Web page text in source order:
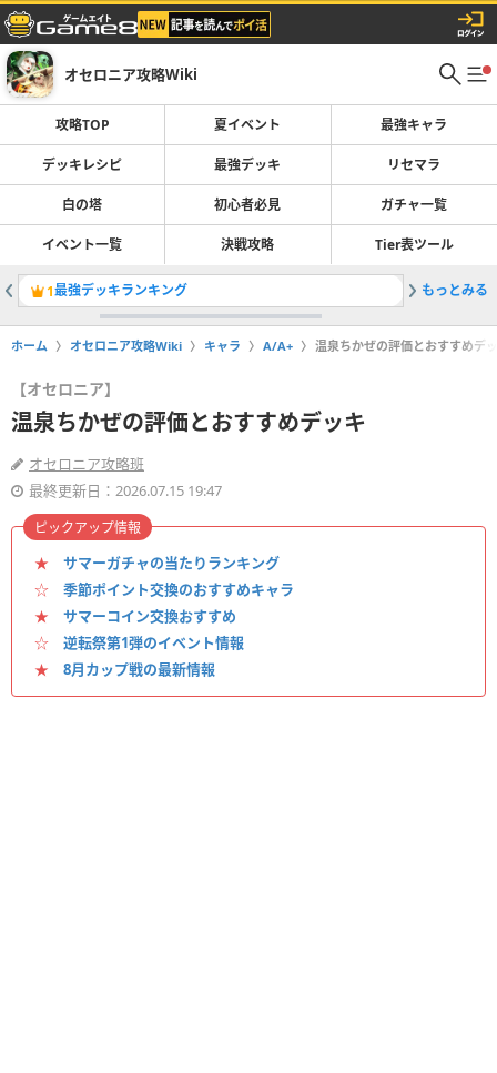
オセロニア攻略Wiki
攻略TOP 夏イベント 最強キャラ
デッキレシピ 最強デッキ リセマラ
白の塔 初心者必見 ガチャ一覧
イベント一覧 決戦攻略 Tier表ツール
1最強デッキランキング 2
もっとみる
ホーム オセロニア攻略Wiki キャラ A/A+ 温泉ちかぜの評価とおすすめデ
【オセロニア】
温泉ちかぜの評価とおすすめデッキ
オセロニア攻略班
最終更新日：2026.07.15 19:47
★ サマーガチャの当たりランキング
☆ 季節ポイント交換のおすすめキャラ
★ サマーコイン交換おすすめ
☆ 逆転祭第1弾のイベント情報
★ 8月カップ戦の最新情報
ピックアップ情報